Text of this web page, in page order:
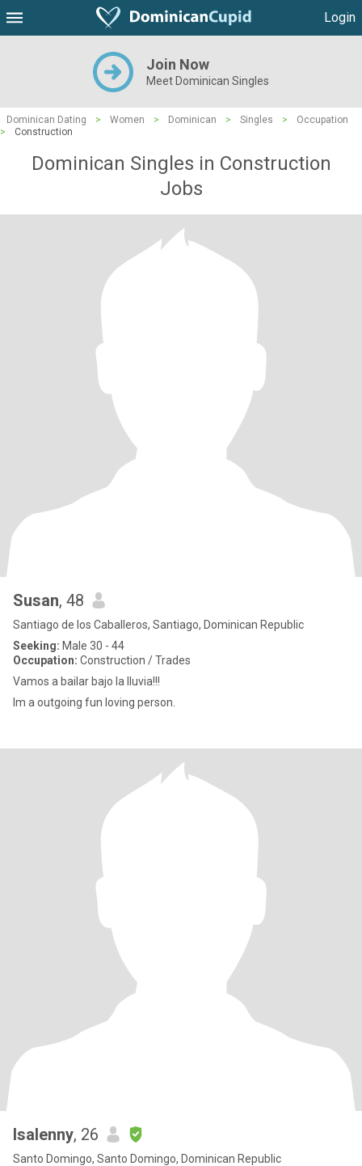
Login
Join Now
Meet Dominican Singles
Dominican Dating > Women > Dominican > Singles >
Occupation
>
Construction
Dominican Singles in Construction
Jobs
Susan, 48
Santiago de los Caballeros, Santiago, Dominican Republic
Seeking: Male 30 - 44
Occupation: Construction / Trades
Vamos a bailar bajo la lluvia!!!
Im a outgoing fun loving person.
Isalenny, 26
Santo Domingo, Santo Domingo, Dominican Republic